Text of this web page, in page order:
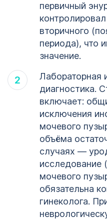
первичный
вторичного
периода), что
значение.
Лабораторная
диагностика.
включает:
исключения
мочевого
объёма
случаях —
исследование
мочевого
обязательна
гинеколога.